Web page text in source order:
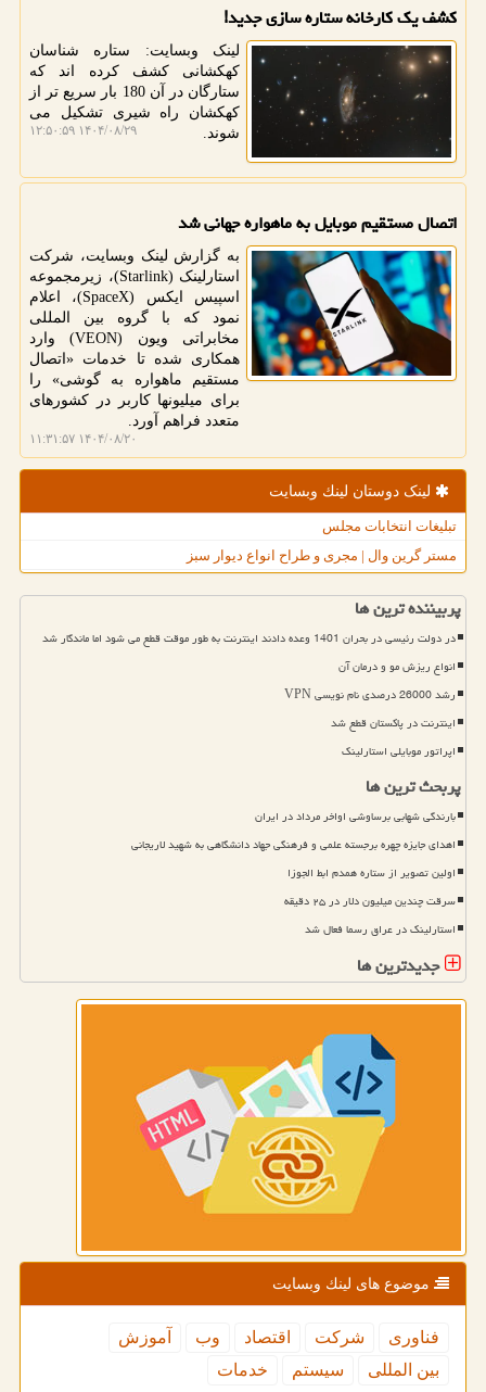
کشف یک کارخانه ستاره سازی جدید!
لینک وبسایت: ستاره شناسان
کهکشانی کشف کرده اند که
ستارگان در آن 180 بار سریع تر از
کهکشان راه شیری تشکیل می
شوند.
۱۴۰۴/۰۸/۲۹ ۱۲:۵۰:۵۹
اتصال مستقیم موبایل به ماهواره جهانی شد
به گزارش لینک وبسایت، شرکت
استارلینک (Starlink)، زیرمجموعه
اسپیس ایکس (SpaceX)، اعلام
نمود که با گروه بین المللی
مخابراتی ویون (VEON) وارد
همکاری شده تا خدمات «اتصال
مستقیم ماهواره به گوشی» را
برای میلیونها کاربر در کشورهای
متعدد فراهم آورد.
۱۴۰۴/۰۸/۲۰ ۱۱:۳۱:۵۷
لینک دوستان لینك وبسایت
تبلیغات انتخابات مجلس
مستر گرین وال | مجری و طراح انواع دیوار سبز
پربیننده ترین ها
در دولت رئیسی در بحران 1401 وعده دادند اینترنت به طور موقت قطع می شود اما ماندگار شد
انواع ریزش مو و درمان آن
رشد 26000 درصدی نام نویسی VPN
اینترنت در پاکستان قطع شد
اپراتور موبایلی استارلینک
پربحث ترین ها
بارندگی شهابی برساوشی اواخر مرداد در ایران
اهدای جایزه چهره برجسته علمی و فرهنگی جهاد دانشگاهی به شهید لاریجانی
اولین تصویر از ستاره همدم ابط الجوزا
سرقت چندین میلیون دلار در ۲۵ دقیقه
استارلینک در عراق رسما فعال شد
جدیدترین ها
موضوع های لینك وبسایت
فناوری شركت اقتصاد وب
آموزش
بین المللی
سیستم خدمات